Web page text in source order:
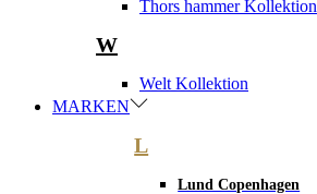
Thors hammer Kollektion
W
Welt Kollektion
MARKEN
L
Lund Copenhagen